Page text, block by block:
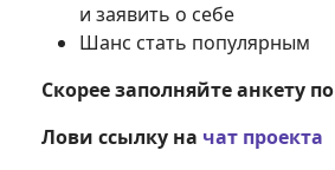
и заявить о себе
Шанс стать популярным
Скорее заполняйте анкету по
Лови ссылку на чат проекта